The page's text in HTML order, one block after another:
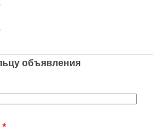
объявления